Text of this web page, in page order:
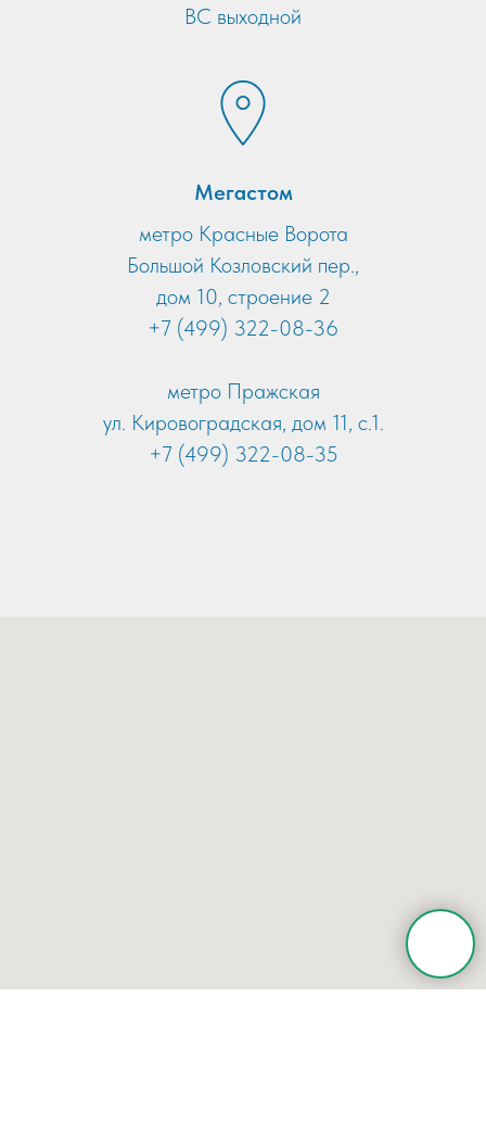
ВС выходной
Мегастом
метро Красные Ворота
Большой Козловский пер.,
дом 10, строение 2
+7 (499) 322-08-36
метро Пражская
ул. Кировоградская, дом 11, с.1.
+7 (499) 322-08-35